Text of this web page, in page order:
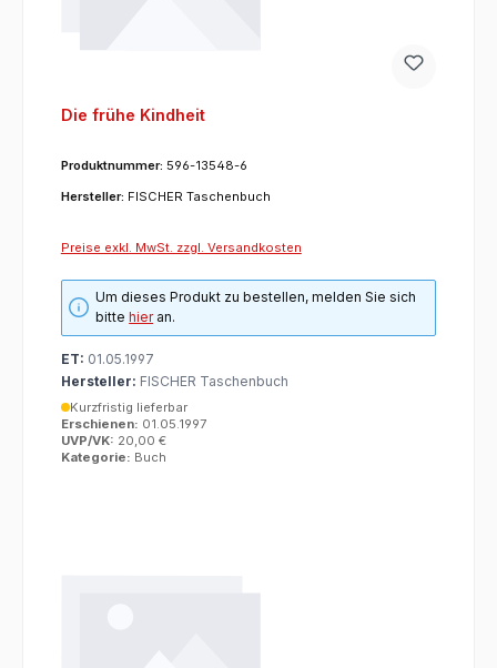
Die frühe Kindheit
Produktnummer: 596-13548-6
Hersteller: FISCHER Taschenbuch
Preise exkl. MwSt. zzgl. Versandkosten
Um dieses Produkt zu bestellen, melden Sie sich
bittehieran.
ET: 01.05.1997
Hersteller: FISCHER Taschenbuch
Kurzfristig lieferbar
Erschienen: 01.05.1997
UVP/VK: 20,00 €
Kategorie: Buch